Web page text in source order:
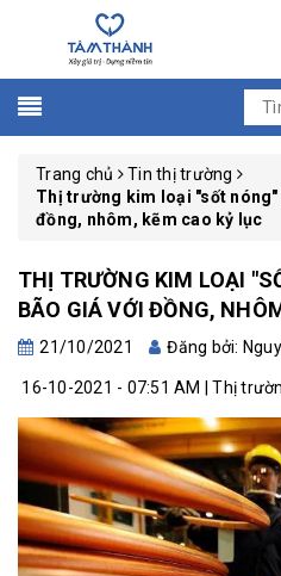
Trang chủ
Tin thị trường
Thị trường kim loại "sốt
đồng, nhôm, kẽm cao kỷ lục
THỊ TRƯỜNG KIM LOẠI
BÃO GIÁ VỚI ĐỒNG,
21/10/2021 Đăng bởi:
16-10-2021 - 07:51 AM | Thị